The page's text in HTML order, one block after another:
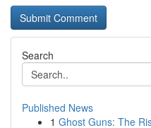
Search
Published News
1 Ghost Guns: The